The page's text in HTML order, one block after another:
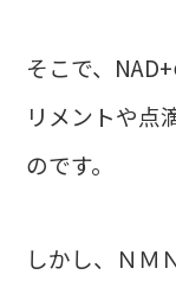
そこで、
リメントや点
のです。
しかし、ＮＭ